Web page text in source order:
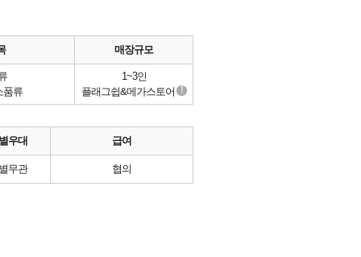
매장규모
품류
1~3인
플래그쉽&메가스토어 !
우대 급여
무관 협의